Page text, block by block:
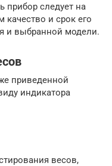
прибор следует на
качество и срок его
и выбранной модели.
приведенной
индикатора
весов,